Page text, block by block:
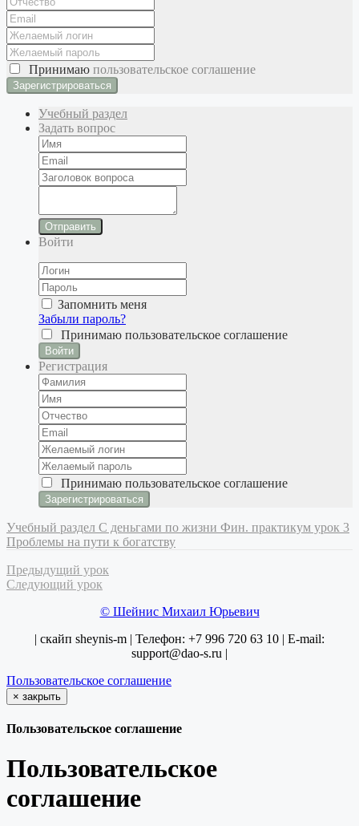
Принимаю пользовательское соглашение
Учебный раздел
Задать вопрос
Отправить
Войти
Запомнить меня
Забыли пароль?
Принимаю пользовательское соглашение
Войти
Регистрация
Принимаю пользовательское соглашение
Учебный раздел С деньгами по жизни Фин. практикум урок 3
Проблемы на пути к богатству
Предыдущий урок
Следующий урок
© Шейнис Михаил Юрьевич
| скайп sheynis-m | Телефон: +7 996 720 63 10 | E-mail:
support@dao-s.ru |
Пользовательское соглашение
× закрыть
Пользовательское соглашение
Пользовательское
соглашение